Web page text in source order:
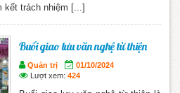
kết trách nhiệm [...]
Buổi giao lưu văn nghệ từ thiện
Quản trị
01/10/2024
Lượt xem: 424